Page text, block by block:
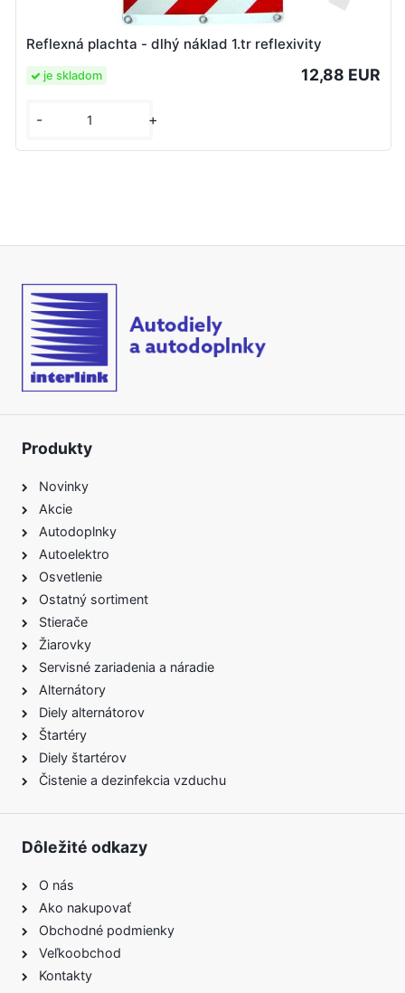
Reflexná plachta - dlhý náklad 1.tr reflexivity
12,88 EUR
- +
je skladom
Produkty
Novinky
Akcie
Autodoplnky
Autoelektro
Osvetlenie
Ostatný sortiment
Stierače
Žiarovky
Servisné zariadenia a náradie
Alternátory
Diely alternátorov
Štartéry
Diely štartérov
Čistenie a dezinfekcia vzduchu
Dôležité odkazy
O nás
Ako nakupovať
Obchodné podmienky
Veľkoobchod
Kontakty